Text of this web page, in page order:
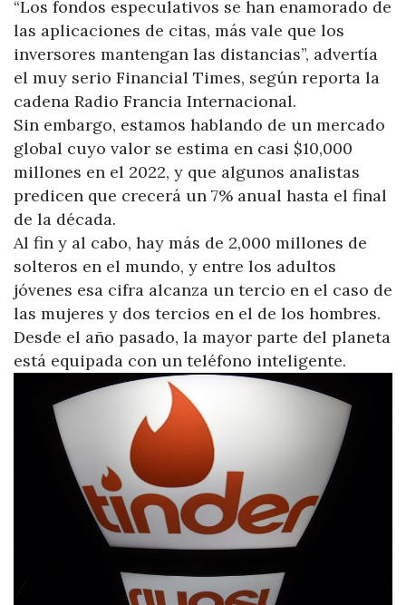
“Los fondos especulativos se han enamorado de
las aplicaciones de citas, más vale que los
inversores mantengan las distancias”, advertía
el muy serio Financial Times, según reporta la
cadena Radio Francia Internacional.
Sin embargo, estamos hablando de un mercado
global cuyo valor se estima en casi $10,000
millones en el 2022, y que algunos analistas
predicen que crecerá un 7% anual hasta el final
de la década.
Al fin y al cabo, hay más de 2,000 millones de
solteros en el mundo, y entre los adultos
jóvenes esa cifra alcanza un tercio en el caso de
las mujeres y dos tercios en el de los hombres.
Desde el año pasado, la mayor parte del planeta
está equipada con un teléfono inteligente.